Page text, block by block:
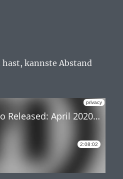
hast, kannste Abstand